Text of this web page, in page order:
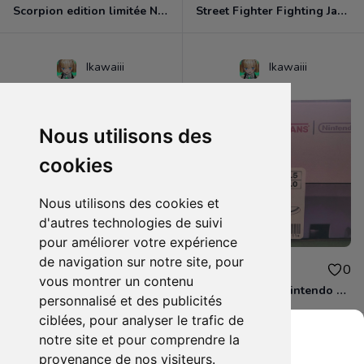
Nous utilisons des
cookies
Nous utilisons des cookies et
d'autres technologies de suivi
pour améliorer votre expérience
de navigation sur notre site, pour
vous montrer un contenu
personnalisé et des publicités
ciblées, pour analyser le trafic de
notre site et pour comprendre la
provenance de nos visiteurs.
Scorpion edition limitée Neufs - Desberg Street Fighter Fighting Jam PS2 NEUF emballé!
Ikawaiii
65.00€ 0
Baskets Vans X Nintendo Yoshi Neuves!
Ikawaiii
65.00€ 0
Baskets Vans X Nintendo Princess Peach 2015 Neuves